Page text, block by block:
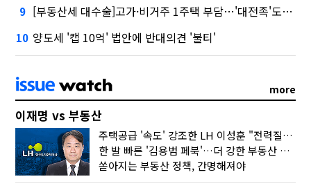
9 [부동산세 대수술]고가·비거주 1주택 부담…'대전족'도 불똥
10 양도세 '캡 10억' 법안에 반대의견 '불티'
more
이재명 vs 부동산
주택공급 '속도' 강조한 LH 이성훈 "전력질주해야"
한 발 빠른 '김용범 페북'…더 강한 부동산 규제 나오나
쏟아지는 부동산 정책, 간명해져야